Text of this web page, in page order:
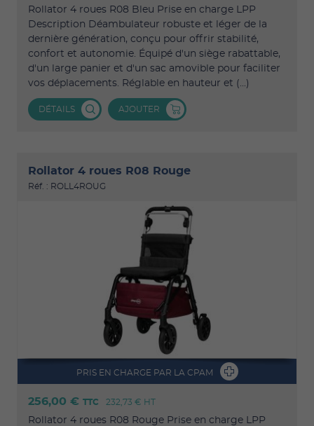
Rollator 4 roues R08 Bleu Prise en charge LPP
Description Déambulateur robuste et léger de la
dernière génération, conçu pour offrir stabilité,
confort et autonomie. Équipé d'un siège rabattable,
d'un large panier et d'un sac amovible pour faciliter
vos déplacements. Réglable en hauteur et (...)
DÉTAILS AJOUTER
Rollator 4 roues R08 Rouge
Réf. : ROLL4ROUG
PRIS EN CHARGE PAR LA CPAM
256,00 € TTC 232,73 € HT
Rollator 4 roues R08 Rouge Prise en charge LPP